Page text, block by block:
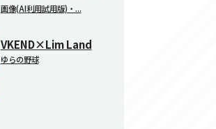
画像(AI利用試用版)・...
VKEND×Lim Land
ゆらの野球